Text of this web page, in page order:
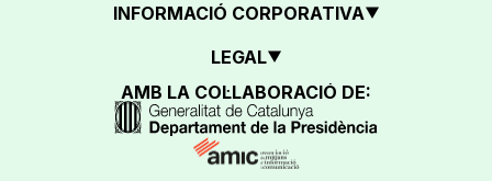
INFORMACIÓ CORPORATIVA
LEGAL
AMB LA COL·LABORACIÓ DE: